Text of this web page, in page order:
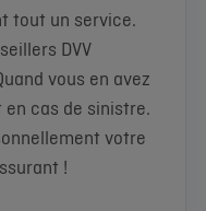
tout un service.
DVV
vous en avez
cas de sinistre.
votre
!